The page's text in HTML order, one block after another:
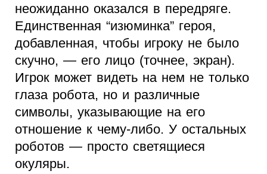
неожиданно оказался в передряге.
Единственная “изюминка” героя,
добавленная, чтобы игроку не было
скучно, — его лицо (точнее, экран).
Игрок может видеть на нем не только
глаза робота, но и различные
символы, указывающие на его
отношение к чему-либо. У остальных
роботов — просто светящиеся
окуляры.